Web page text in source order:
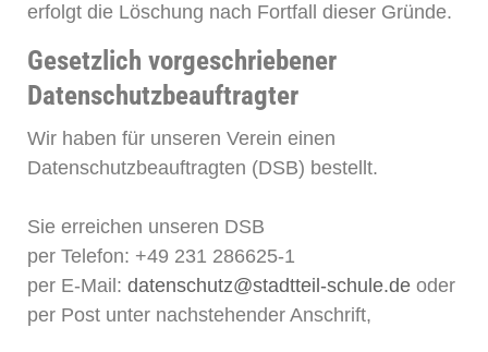
erfolgt die Löschung nach Fortfall dieser Gründe.
Gesetzlich vorgeschriebener
Datenschutzbeauftragter
Wir haben für unseren Verein einen
Datenschutzbeauftragten (DSB) bestellt.
Sie erreichen unseren DSB
per Telefon: +49 231 286625-1
per E-Mail: datenschutz@stadtteil-schule.de oder
per Post unter nachstehender Anschrift,